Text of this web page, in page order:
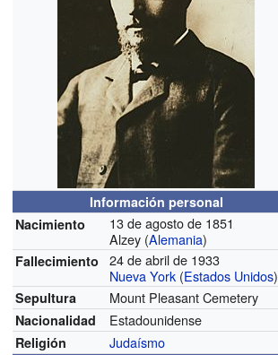
Información personal
Nacimiento
13 de agosto de 1851
Alzey (Alemania)
Fallecimiento
24 de abril de 1933
Nueva York (Estados Unidos)
Sepultura Mount Pleasant Cemetery
Nacionalidad Estadounidense
Religión Judaísmo